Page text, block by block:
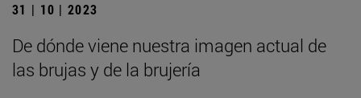
31 | 10 | 2023
De dónde viene nuestra imagen actual de
las brujas y de la brujería